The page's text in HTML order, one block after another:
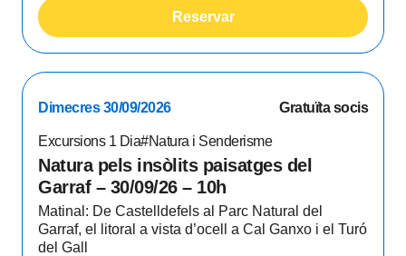
Reservar
Dimecres 30/09/2026 Gratuïta socis
Excursions 1 Dia#Natura i Senderisme
Natura pels insòlits paisatges del
Garraf – 30/09/26 – 10h
Matinal: De Castelldefels al Parc Natural del
Garraf, el litoral a vista d’ocell a Cal Ganxo i el Turó
del Gall